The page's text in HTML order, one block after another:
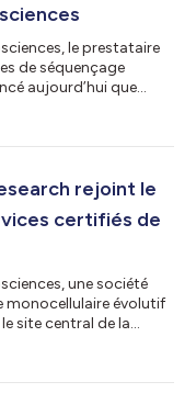
le prestataire
de séquençage
aujourd’hui que
dernière sera
Evercode,
rejoint le
certifiés de
une société
monocellulaire évolutif
site central de la
à un séquençage